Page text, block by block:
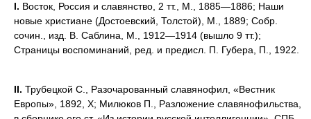
I. Восток, Россия и славянство, 2 тт., М., 1885—1886; Наши
новые христиане (Достоевский, Толстой), М., 1889; Собр.
сочин., изд. В. Саблина, М., 1912—1914 (вышло 9 тт.);
Страницы воспоминаний, ред. и предисл. П. Губера, П., 1922.
II. Трубецкой С., Разочарованный славянофил, «Вестник
Европы», 1892, X; Милюков П., Разложение славянофильства,